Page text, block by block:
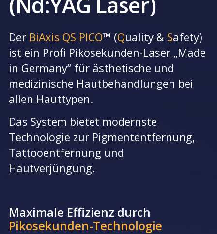
Der BiAxis QS PICO™ (Quality & Safety)
ist ein Profi Pikosekunden-Laser „Made
in Germany“ für ästhetische und
medizinische Hautbehandlungen bei
allen Hauttypen.
Das System bietet modernste
Technologie zur Pigmententfernung,
Tattooentfernung und
Hautverjüngung.
Maximale Effizienz durch
Pikosekunden-Technologie